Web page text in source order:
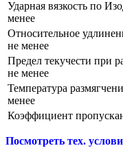
Ударная вязкость по
менее
Относительное
не менее
Предел текучести при
не менее
Температура
менее
Коэффициент
Посмотреть тех.